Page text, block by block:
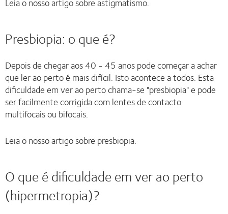
Presbiopia: o que é?
Depois de chegar aos 40 - 45 anos pode começar a achar
que ler ao perto é mais difícil. Isto acontece a todos. Esta
dificuldade em ver ao perto chama-se "presbiopia" e pode
ser facilmente corrigida com lentes de contacto
multifocais ou bifocais.
Leia o nosso artigo sobre presbiopia.
O que é dificuldade em ver ao perto
(hipermetropia)?